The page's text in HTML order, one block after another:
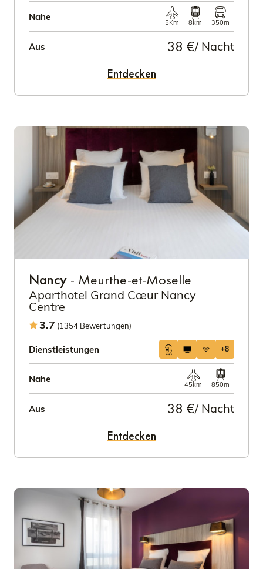
Nahe
5Km 8km 350m
Aus 38 €/ Nacht
Entdecken
Nancy - Meurthe-et-Moselle
Aparthotel Grand Cœur Nancy
Centre
3.7 (1354 Bewertungen)
Dienstleistungen +8
Nahe
45km 850m
Aus 38 €/ Nacht
Entdecken